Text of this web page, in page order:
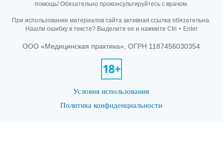
помощь! Обязательно проконсультируйтесь с врачом.
При использовании материалов сайта активная ссылка обязательна.
Нашли ошибку в тексте? Выделите ее и нажмите Ctrl + Enter
ООО «Медицинская практика», ОГРН 1187456030354
Условия использования
Политика конфиденциальности